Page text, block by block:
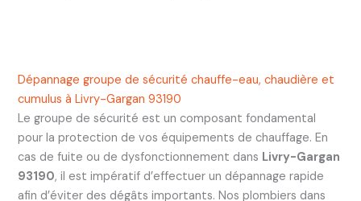
Dépannage groupe de sécurité chauffe-eau, chaudière et
cumulus à Livry-Gargan 93190
Le groupe de sécurité est un composant fondamental
pour la protection de vos équipements de chauffage. En
cas de fuite ou de dysfonctionnement dans Livry-Gargan
93190, il est impératif d’effectuer un dépannage rapide
afin d’éviter des dégâts importants. Nos plombiers dans